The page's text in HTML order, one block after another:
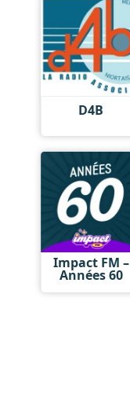
D4B
Impact FM –
Années 60